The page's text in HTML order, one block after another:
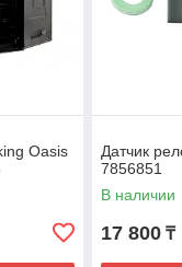
Oasis
Датчик
7856851
В наличии
17 800 ₸